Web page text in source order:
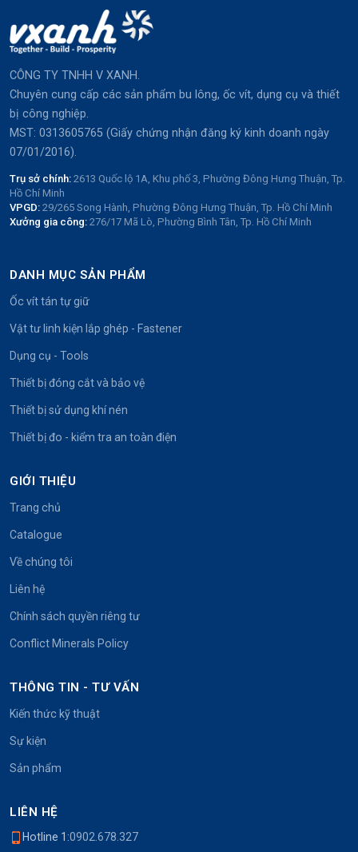
CÔNG TY TNHH V XANH.
Chuyên cung cấp các sản phẩm bu lông, ốc vít, dụng cụ và thiết
bị công nghiệp.
MST: 0313605765 (Giấy chứng nhận đăng ký kinh doanh ngày
07/01/2016).
Trụ sở chính: 2613 Quốc lộ 1A, Khu phố 3, Phường Đông Hưng Thuận, Tp.
Hồ Chí Minh
VPGD: 29/265 Song Hành, Phường Đông Hưng Thuận, Tp. Hồ Chí Minh
Xưởng gia công: 276/17 Mã Lò, Phường Bình Tân, Tp. Hồ Chí Minh
DANH MỤC SẢN PHẨM
Ốc vít tán tự giữ
Vật tư linh kiện lắp ghép - Fastener
Dụng cụ - Tools
Thiết bị đóng cắt và bảo vệ
Thiết bị sử dụng khí nén
Thiết bị đo - kiểm tra an toàn điện
GIỚI THIỆU
Trang chủ
Catalogue
Về chúng tôi
Liên hệ
Chính sách quyền riêng tư
Conflict Minerals Policy
THÔNG TIN - TƯ VẤN
Kiến thức kỹ thuật
Sự kiện
Sản phẩm
LIÊN HỆ
Hotline 1:0902.678.327